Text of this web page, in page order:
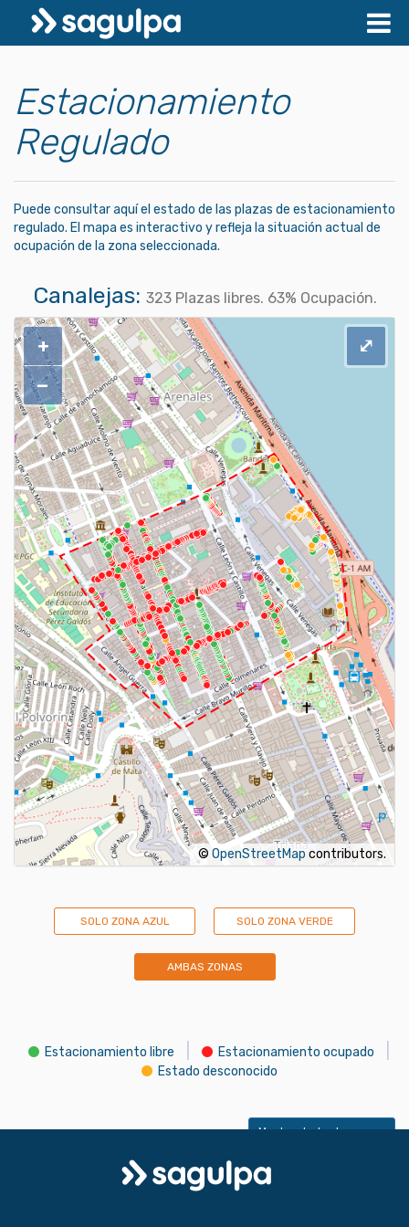
Estacionamiento
Regulado
Puede consultar aquí el estado de las plazas de estacionamiento
regulado. El mapa es interactivo y refleja la situación actual de
ocupación de la zona seleccionada.
Canalejas: 323Plazas libres. 63% Ocupación.
+
−
© OpenStreetMap contributors.
⤢
SOLO ZONA AZUL SOLO ZONA VERDE
AMBAS ZONAS
Estacionamiento libre Estacionamiento ocupado
Estado desconocido
Mostrar todas las zonas
Logo